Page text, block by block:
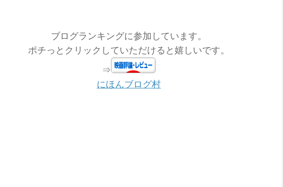
ブログランキングに参加しています。
ポチっとクリックしていただけると嬉しいです。
⇒
にほんブログ村